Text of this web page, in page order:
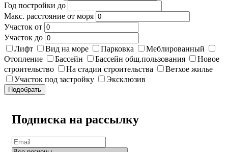
Год постройки до
Макс. расстояние от моря
Участок от
Участок до
Лифт
Вид на море Парковка
Меблированный
Отопление
Бассейн Бассейн общ.пользования
Новое
строительство
На стадии строительства
Ветхое жилье
Участок под застройку
Эксклюзив
Подобрать
Подписка на рассылку